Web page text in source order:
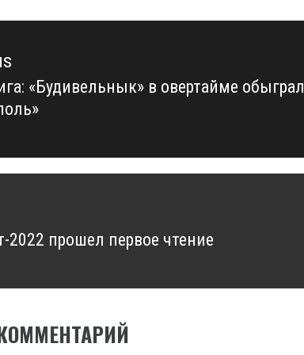
«Будивельнык» в овертайме обыграл
2022 прошел первое чтение